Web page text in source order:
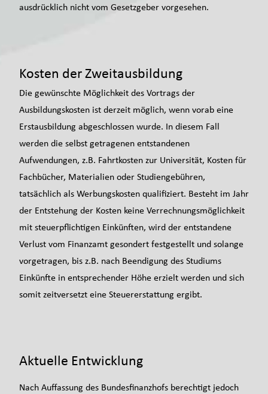
ausdrücklich nicht vom Gesetzgeber vorgesehen.
Kosten der Zweitausbildung
Die gewünschte Möglichkeit des Vortrags der
Ausbildungskosten ist derzeit möglich, wenn vorab eine
Erstausbildung abgeschlossen wurde. In diesem Fall
werden die selbst getragenen entstandenen
Aufwendungen, z.B. Fahrtkosten zur Universität, Kosten für
Fachbücher, Materialien oder Studiengebühren,
tatsächlich als Werbungskosten qualifiziert. Besteht im Jahr
der Entstehung der Kosten keine Verrechnungsmöglichkeit
mit steuerpflichtigen Einkünften, wird der entstandene
Verlust vom Finanzamt gesondert festgestellt und solange
vorgetragen, bis z.B. nach Beendigung des Studiums
Einkünfte in entsprechender Höhe erzielt werden und sich
somit zeitversetzt eine Steuererstattung ergibt.
Aktuelle Entwicklung
Nach Auffassung des Bundesfinanzhofs berechtigt jedoch